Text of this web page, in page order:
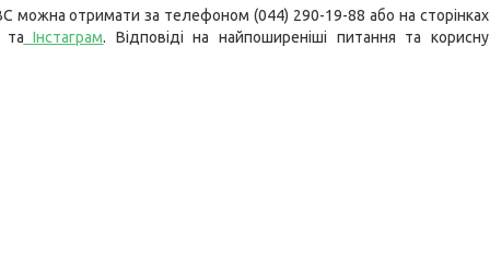
можна отримати за телефоном (044) 290-19-88 або на сторінках
та Інстаграм. Відповіді на найпоширеніші питання та корисну